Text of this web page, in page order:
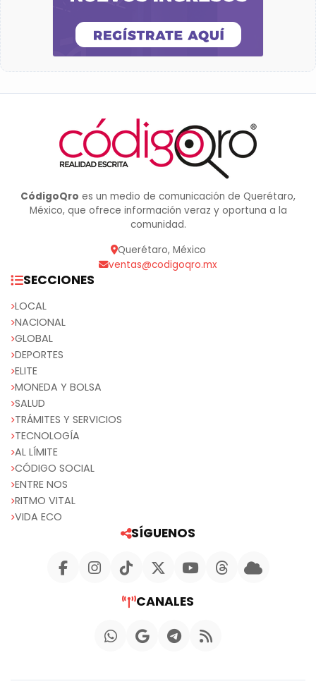
CódigoQro es un medio de comunicación de Querétaro,
México, que ofrece información veraz y oportuna a la
comunidad.
Querétaro, México
ventas@codigoqro.mx
SECCIONES
LOCAL
NACIONAL
GLOBAL
DEPORTES
ELITE
MONEDA Y BOLSA
SALUD
TRÁMITES Y SERVICIOS
TECNOLOGÍA
AL LÍMITE
CÓDIGO SOCIAL
ENTRE NOS
RITMO VITAL
VIDA ECO
SÍGUENOS
CANALES